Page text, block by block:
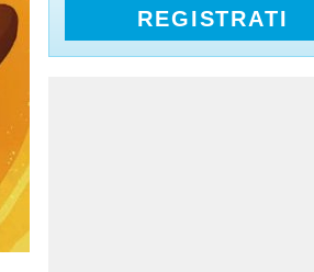
REGISTRATI